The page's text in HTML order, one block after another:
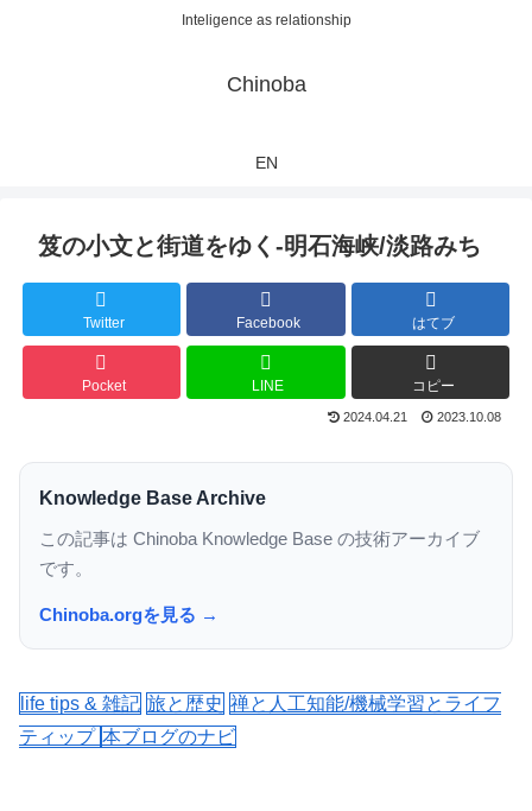
Inteligence as relationship
Chinoba
EN
笈の小文と街道をゆく-明石海峡/淡路みち
Twitter Facebook はてブ
Pocket LINE コピー
2024.04.21 2023.10.08
Knowledge Base Archive
この記事は Chinoba Knowledge Base の技術アーカイブ
です。
Chinoba.orgを見る →
life tips & 雑記 旅と歴史 禅と人工知能/機械学習とライフ
ティップ 本ブログのナビ